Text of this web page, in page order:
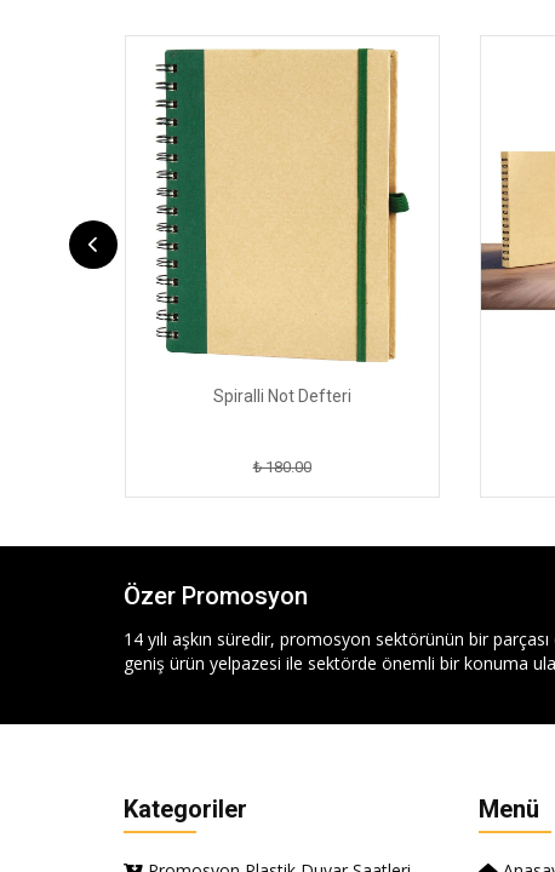
Spiralli Not Defteri
₺ 180.00
Özer Promosyon
14 yılı aşkın süredir, promosyon sektörünün bir
geniş ürün yelpazesi ile sektörde önemli bir konuma
Kategoriler Menü